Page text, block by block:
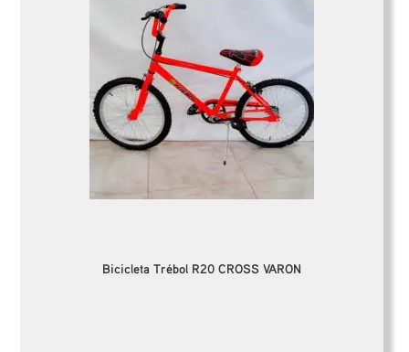
Bicicleta Trébol R20 CROSS VARON